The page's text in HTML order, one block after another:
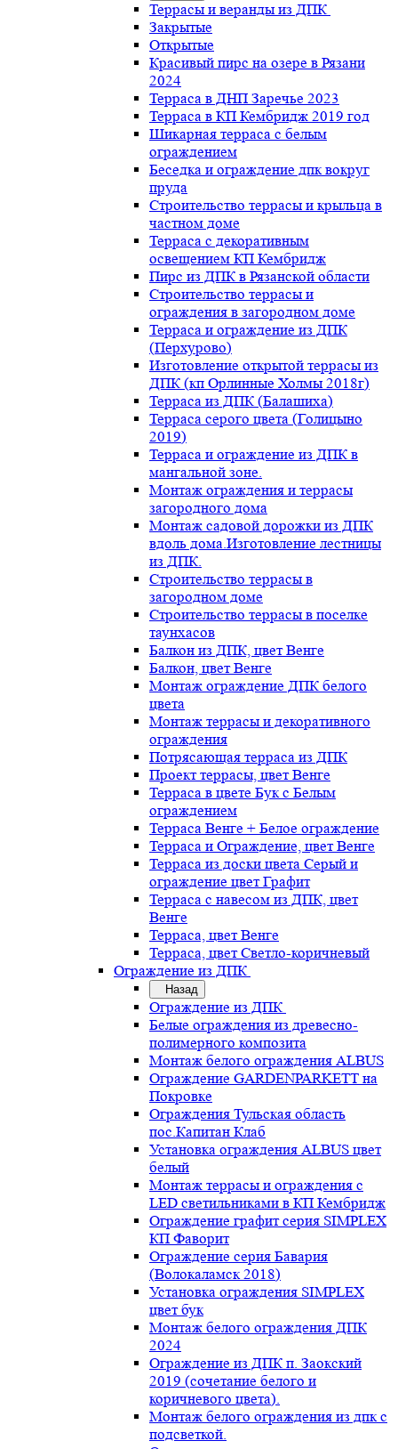
Террасы и веранды из ДПК
Закрытые
Открытые
Красивый пирс на озере в Рязани
2024
Терраса в ДНП Заречье 2023
Терраса в КП Кембридж 2019 год
Шикарная терраса с белым
ограждением
Беседка и ограждение дпк вокруг
пруда
Строительство террасы и крыльца в
частном доме
Терраса с декоративным
освещением КП Кембридж
Пирс из ДПК в Рязанской области
Строительство террасы и
ограждения в загородном доме
Терраса и ограждение из ДПК
(Перхурово)
Изготовление открытой террасы из
ДПК (кп Орлинные Холмы 2018г)
Терраса из ДПК (Балашиха)
Терраса серого цвета (Голицыно
2019)
Терраса и ограждение из ДПК в
мангальной зоне.
Монтаж ограждения и террасы
загородного дома
Монтаж садовой дорожки из ДПК
вдоль дома.Изготовление лестницы
из ДПК.
Строительство террасы в
загородном доме
Строительство террасы в поселке
таунхасов
Балкон из ДПК, цвет Венге
Балкон, цвет Венге
Монтаж ограждение ДПК белого
цвета
Монтаж террасы и декоративного
ограждения
Потрясающая терраса из ДПК
Проект террасы, цвет Венге
Терраса в цвете Бук с Белым
ограждением
Терраса Венге + Белое ограждение
Терраса и Ограждение, цвет Венге
Терраса из доски цвета Серый и
ограждение цвет Графит
Терраса с навесом из ДПК, цвет
Венге
Терраса, цвет Венге
Терраса, цвет Светло-коричневый
Ограждение из ДПК
Назад
Ограждение из ДПК
Белые ограждения из древесно-
полимерного композита
Монтаж белого ограждения ALBUS
Ограждение GARDENPARKETT на
Покровке
Ограждения Тульская область
пос.Капитан Клаб
Установка ограждения ALBUS цвет
белый
Монтаж террасы и ограждения с
LED светильниками в КП Кембридж
Ограждение графит серия SIMPLEX
КП Фаворит
Ограждение серия Бавария
(Волокаламск 2018)
Установка ограждения SIMPLEX
цвет бук
Монтаж белого ограждения ДПК
2024
Ограждение из ДПК п. Заокский
2019 (сочетание белого и
коричневого цвета).
Монтаж белого ограждения из дпк с
подсветкой.